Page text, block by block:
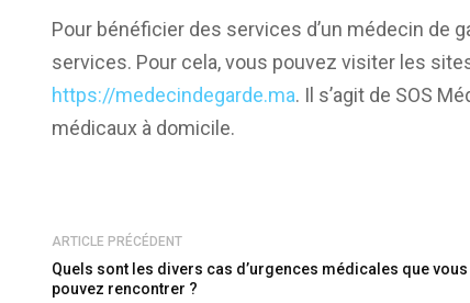
Pour bénéficier des services d’un médecin de
services. Pour cela, vous pouvez visiter les
https://medecindegarde.ma. Il s’agit de SOS
médicaux à domicile.
ARTICLE PRÉCÉDENT
Quels sont les divers cas d’urgences médicales que vous
pouvez rencontrer ?